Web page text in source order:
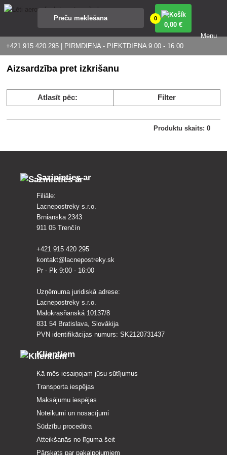
+421 915 420 295 | PIRMDIENA - PIEKTDIENA 9:00 - 16:00
0
0,00 €
Menu
Aizsardzība pret izkrišanu
Atlasīt pēc: Filter
Produktu skaits: 0
Sazinieties ar
Filiāle:
Lacnepostreky s.r.o.
Brnianska 2343
911 05 Trenčín
+421 915 420 295
kontakt@lacnepostreky.sk
Pr - Pk 9:00 - 16:00
Uzņēmuma juridiskā adrese:
Lacnepostreky s.r.o.
Malokrasňanská 10137/8
831 54 Bratislava, Slovākija
PVN identifikācijas numurs: SK2120731437
Klientiem
Kā mēs iesaiņojam jūsu sūtījumus
Transporta iespējas
Maksājumu iespējas
Noteikumi un nosacījumi
Sūdzību procedūra
Atteikšanās no līguma šeit
Pārskats par pakalpojumiem